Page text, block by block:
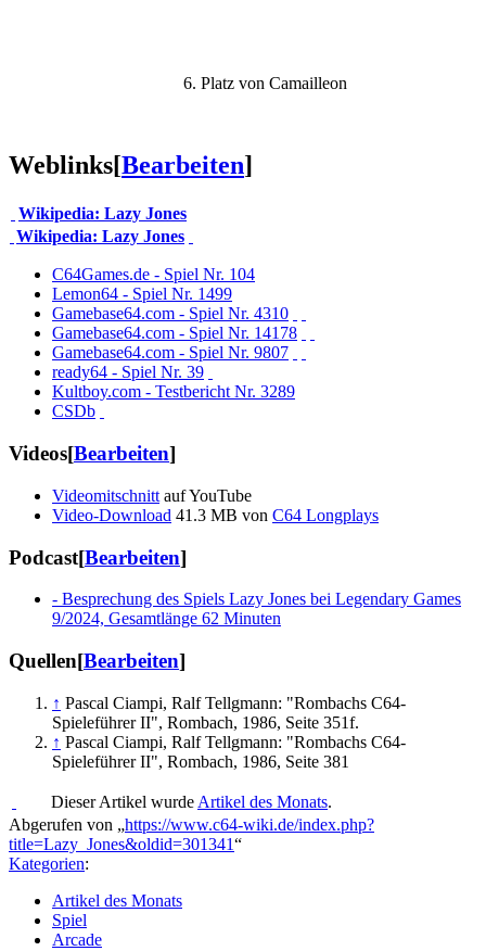
6. Platz von Camailleon
Weblinks[Bearbeiten]
Wikipedia: Lazy Jones
Wikipedia: Lazy Jones
C64Games.de - Spiel Nr. 104
Lemon64 - Spiel Nr. 1499
Gamebase64.com - Spiel Nr. 4310
Gamebase64.com - Spiel Nr. 14178
Gamebase64.com - Spiel Nr. 9807
ready64 - Spiel Nr. 39
Kultboy.com - Testbericht Nr. 3289
CSDb
Videos[Bearbeiten]
Videomitschnitt auf YouTube
Video-Download 41.3 MB von C64 Longplays
Podcast[Bearbeiten]
- Besprechung des Spiels Lazy Jones bei Legendary Games
9/2024, Gesamtlänge 62 Minuten
Quellen[Bearbeiten]
↑ Pascal Ciampi, Ralf Tellgmann: "Rombachs C64-
Spieleführer II", Rombach, 1986, Seite 351f.
↑ Pascal Ciampi, Ralf Tellgmann: "Rombachs C64-
Spieleführer II", Rombach, 1986, Seite 381
Dieser Artikel wurde Artikel des Monats.
Abgerufen von „https://www.c64-wiki.de/index.php?
title=Lazy_Jones&oldid=301341“
Kategorien:
Artikel des Monats
Spiel
Arcade